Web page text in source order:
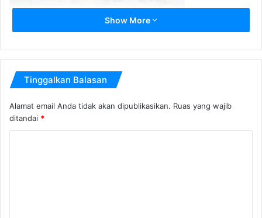
Show More
Tinggalkan Balasan
Alamat email Anda tidak akan dipublikasikan. Ruas yang wajib
ditandai *